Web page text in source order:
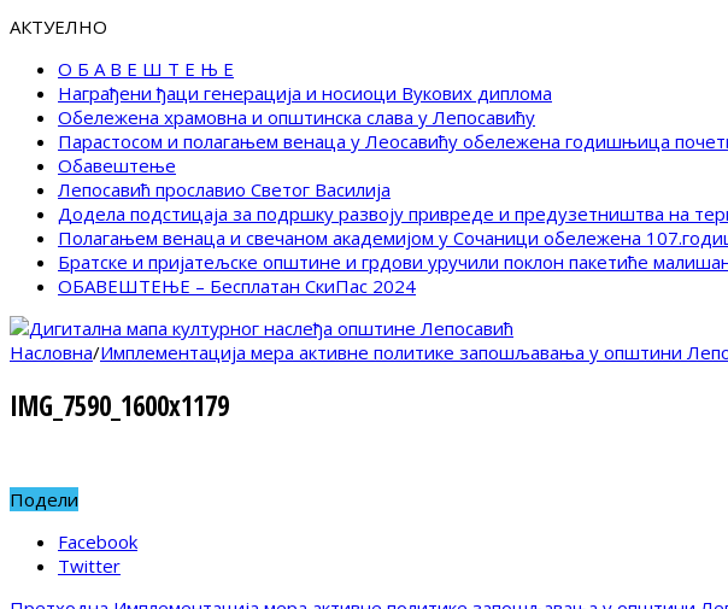
АКТУЕЛНО
О Б А В Е Ш Т Е Њ Е
Награђени ђаци генерација и носиоци Вукових диплома
Обележена храмовна и општинска слава у Лепосавићу
Парастосом и полагањем венаца у Леосавићу обележена годишњица
Обавештење
Лепосавић прославио Светог Василија
Додела подстицаја за подршку развоју привреде и предузетништва на
Полагањем венаца и свечаном академијом у Сочаници обележена
Братске и пријатељске општине и грдови уручили поклон пакетиће
ОБАВЕШТЕЊЕ – Бесплатан СкиПас 2024
Насловна/Имплементација мера активне политике запошљавања у општини
IMG_7590_1600x1179
Подели
Facebook
Twitter